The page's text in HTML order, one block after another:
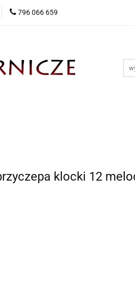
796 066 659
klocki 12